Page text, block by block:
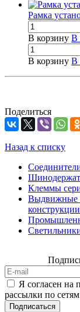
Рамка
В корзину В
В корзину В
Поделиться
Назад к списку
Клеммы
Выдвижные
Я согласен на
рассылки по